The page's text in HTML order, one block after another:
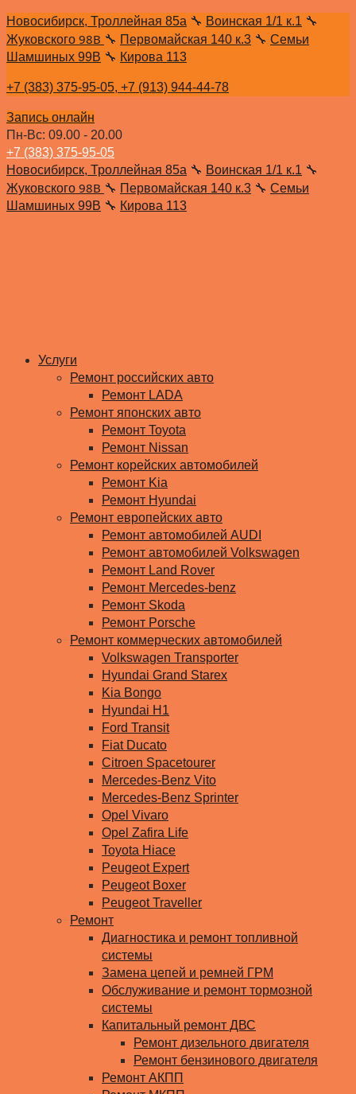
Новосибирск, Троллейная 85а 🔧 Воинская 1/1 к.1 🔧
Жуковского 98В 🔧 Первомайская 140 к.3 🔧 Семьи
Шамшиных 99В 🔧 Кирова 113
+7 (383) 375-95-05, +7 (913) 944-44-78
Запись онлайн
Пн-Вс: 09.00 - 20.00
+7 (383) 375-95-05
Новосибирск, Троллейная 85а 🔧 Воинская 1/1 к.1 🔧
Жуковского 98В 🔧 Первомайская 140 к.3 🔧 Семьи
Шамшиных 99В 🔧 Кирова 113
Услуги
Ремонт российских авто
Ремонт LADA
Ремонт японских авто
Ремонт Toyota
Ремонт Nissan
Ремонт корейских автомобилей
Ремонт Kia
Ремонт Hyundai
Ремонт европейских авто
Ремонт автомобилей AUDI
Ремонт автомобилей Volkswagen
Ремонт Land Rover
Ремонт Mercedes-benz
Ремонт Skoda
Ремонт Porsche
Ремонт коммерческих автомобилей
Volkswagen Transporter
Hyundai Grand Starex
Kia Bongo
Hyundai H1
Ford Transit
Fiat Ducato
Citroen Spacetourer
Mercedes-Benz Vito
Mercedes-Benz Sprinter
Opel Vivaro
Opel Zafira Life
Toyota Hiace
Peugeot Expert
Peugeot Boxer
Peugeot Traveller
Ремонт
Диагностика и ремонт топливной
системы
Замена цепей и ремней ГРМ
Обслуживание и ремонт тормозной
системы
Капитальный ремонт ДВС
Ремонт дизельного двигателя
Ремонт бензинового двигателя
Ремонт АКПП